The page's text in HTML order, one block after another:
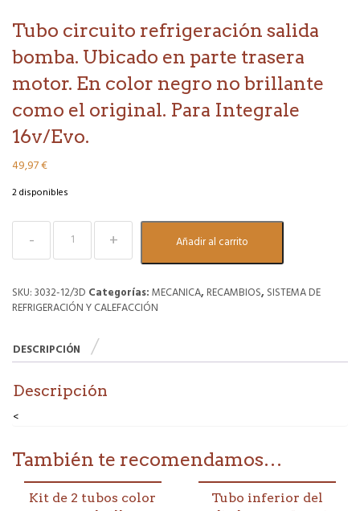
Tubo circuito refrigeración salida
bomba. Ubicado en parte trasera
motor. En color negro no brillante
como el original. Para Integrale
16v/Evo.
49,97€
2 disponibles
Tubo
circuito
refrigeración
bomba.
Ubicado
trasera
motor.
En
color
como
original.
Para
Añadir al carrito
SKU:3032-12/3D Categorías:MECANICA, RECAMBIOS, SISTEMA DE
REFRIGERACIÓN Y CALEFACCIÓN
DESCRIPCIÓN
Descripción
<
También te recomendamos…
Kit de 2 tubos color
Tubo inferior del